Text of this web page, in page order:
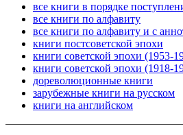
все книги в порядке
все книги по алфавиту
все книги по алфавиту и с
книги постсоветской эпохи
книги советской эпохи (1953-
книги советской эпохи (1918-
дореволюционные книги
зарубежные книги на русском
книги на английском